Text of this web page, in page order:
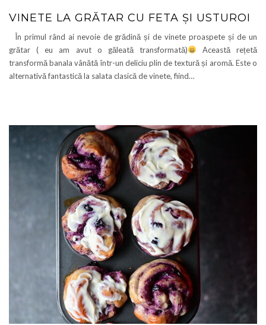
VINETE LA GRĂTAR CU FETA ȘI USTUROI
În primul rând ai nevoie de grădină și de vinete proaspete și de un
grătar ( eu am avut o găleată transformată)
Această rețetă
transformă banala vânătă într-un deliciu plin de textură și aromă. Este o
alternativă fantastică la salata clasică de vinete, fiind…